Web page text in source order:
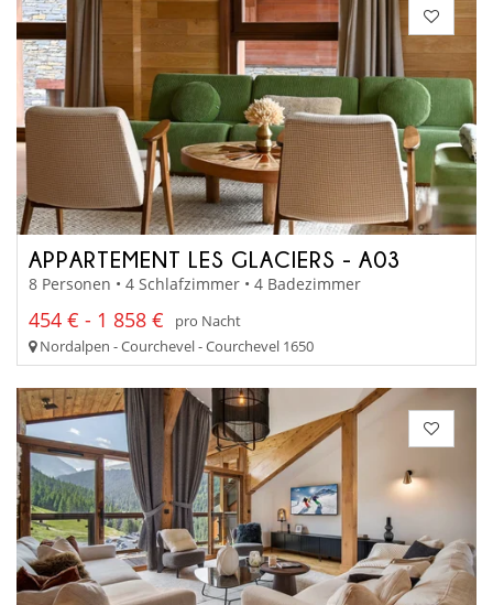
APPARTEMENT LES GLACIERS - A03
8 Personen • 4 Schlafzimmer • 4 Badezimmer
454 € - 1 858 €
pro Nacht
Nordalpen - Courchevel - Courchevel 1650